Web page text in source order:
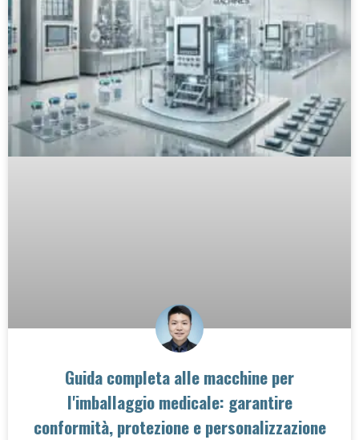
Guida completa alle macchine per
l'imballaggio medicale: garantire
conformità, protezione e personalizzazione